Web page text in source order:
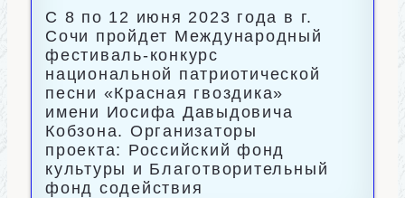
С 8 по 12 июня 2023 года в г.
Сочи пройдет Международный
фестиваль-конкурс
национальной патриотической
песни «Красная гвоздика»
имени Иосифа Давыдовича
Кобзона. Организаторы
проекта: Российский фонд
культуры и Благотворительный
фонд содействия